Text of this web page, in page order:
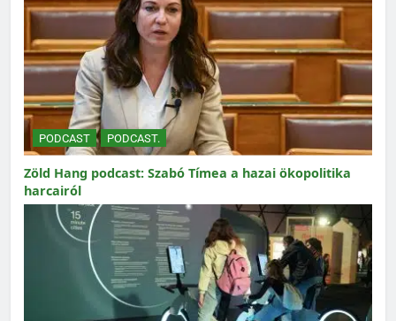
PODCAST PODCAST.
Zöld Hang podcast: Szabó Tímea a hazai ökopolitika
harcairól